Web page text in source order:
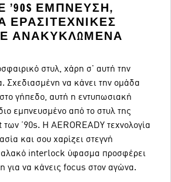
ΈΜΠΝΕΥΣΗ,
ΕΡΑΣΙΤΕΧΝΙΚΈΣ
ΑΝΑΚΥΚΛΩΜΈΝΑ
στυλ, χάρη σ' αυτή την
Σχεδιασμένη να κάνει την ομάδα
γήπεδο, αυτή η εντυπωσιακή
εμπνευσμένο από το στυλ της
’90s. Η AEROREADY τεχνολογία
και σου χαρίζει στεγνή
interlock ύφασμα προσφέρει
για να κάνεις focus στον αγώνα.